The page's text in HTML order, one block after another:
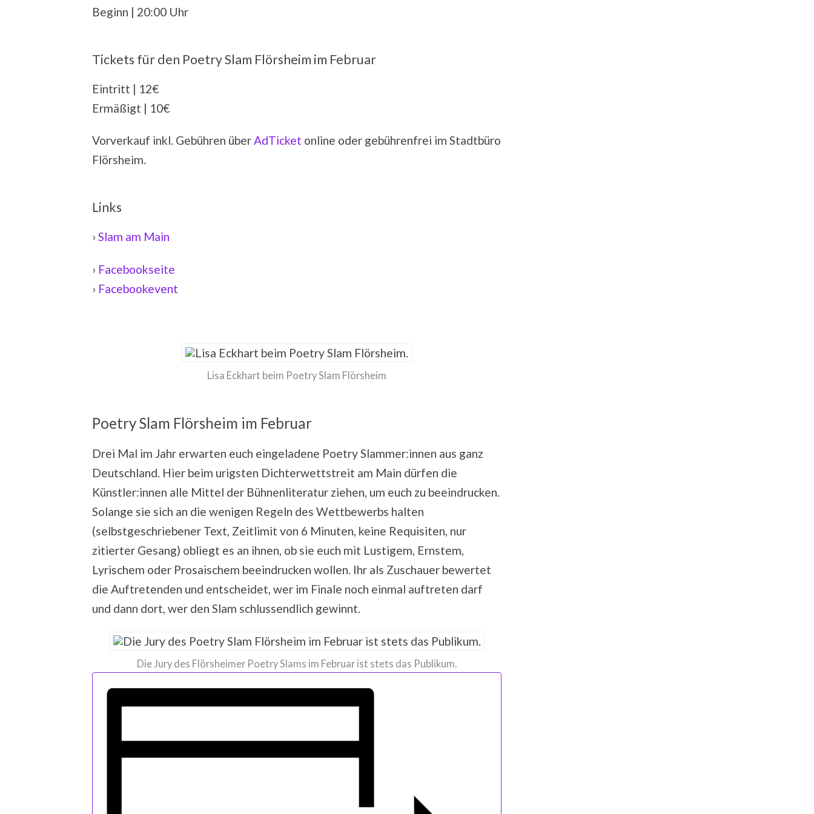
Beginn | 20:00 Uhr
Tickets für den Poetry Slam Flörsheim im Februar
Eintritt | 12€
Ermäßigt | 10€
Vorverkauf inkl. Gebühren überAdTicket online oder gebührenfrei im Stadtbüro
Flörsheim.
Links
› Slam am Main
› Facebookseite
› Facebookevent
Lisa Eckhart beim Poetry Slam Flörsheim
Poetry Slam Flörsheim im Februar
Drei Mal im Jahr erwarten euch eingeladene Poetry Slammer:innen aus ganz
Deutschland. Hier beim urigsten Dichterwettstreit am Main dürfen die
Künstler:innen alle Mittel der Bühnenliteratur ziehen, um euch zu beeindrucken.
Solange sie sich an die wenigen Regeln des Wettbewerbs halten
(selbstgeschriebener Text, Zeitlimit von 6 Minuten, keine Requisiten, nur
zitierter Gesang) obliegt es an ihnen, ob sie euch mit Lustigem, Ernstem,
Lyrischem oder Prosaischem beeindrucken wollen. Ihr als Zuschauer bewertet
die Auftretenden und entscheidet, wer im Finale noch einmal auftreten darf
und dann dort, wer den Slam schlussendlich gewinnt.
Die Jury des Flörsheimer Poetry Slams im Februar ist stets das Publikum.